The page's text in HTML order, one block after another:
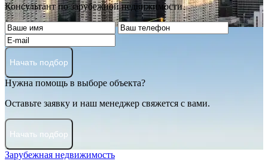
Консультант по зарубежной недвижимости
Начать подбор
Нужна помощь в выборе объекта?
Оставьте заявку и наш менеджер свяжется с вами.
Начать подбор
Зарубежная недвижимость